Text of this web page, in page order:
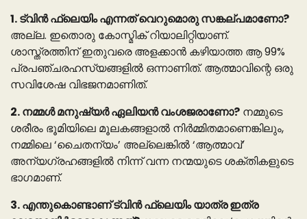
1. ട്വിൻ ഫ്ലെയിം എന്നത് വെറുമൊരു സങ്കല്പമാണോ?
അല്ല. ഇതൊരു കോസ്മിക് റിയാലിറ്റിയാണ്.
ശാസ്ത്രത്തിന് ഇതുവരെ അളക്കാൻ കഴിയാത്ത ആ 99%
പ്രപഞ്ചരഹസ്യങ്ങളിൽ ഒന്നാണിത്. ആത്മാവിന്റെ ഒരു
സവിശേഷ വിഭജനമാണിത്.
2. നമ്മൾ മനുഷ്യർ ഏലിയൻ വംശജരാണോ? നമ്മുടെ
ശരീരം ഭൂമിയിലെ മൂലകങ്ങളാൽ നിർമ്മിതമാണെങ്കിലും,
നമ്മിലെ ‘ചൈതന്യം’ അല്ലെങ്കിൽ ‘ആത്മാവ്’
അന്യഗ്രഹങ്ങളിൽ നിന്ന് വന്ന നന്മയുടെ ശക്തികളുടെ
ഭാഗമാണ്.
3. എന്തുകൊണ്ടാണ് ട്വിൻ ഫ്ലെയിം യാത്ര ഇത്ര